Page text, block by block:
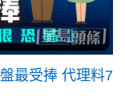
最受捧 代理料7